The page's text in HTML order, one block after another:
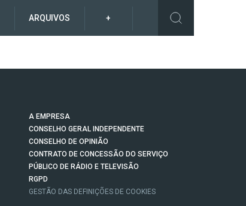
ARQUIVOS +
A EMPRESA
CONSELHO GERAL INDEPENDENTE
CONSELHO DE OPINIÃO
CONTRATO DE CONCESSÃO DO SERVIÇO
PÚBLICO DE RÁDIO E TELEVISÃO
RGPD
GESTÃO DAS DEFINIÇÕES DE COOKIES